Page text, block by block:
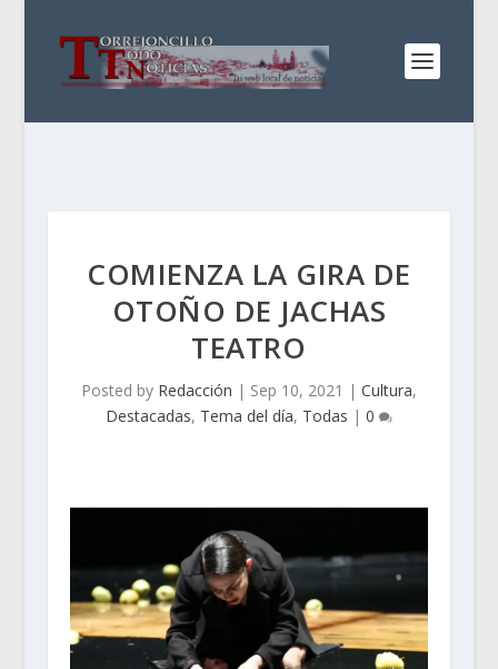
COMIENZA LA GIRA DE
OTOÑO DE JACHAS
TEATRO
Posted by Redacción | Sep 10, 2021 | Cultura,
Destacadas, Tema del día, Todas | 0